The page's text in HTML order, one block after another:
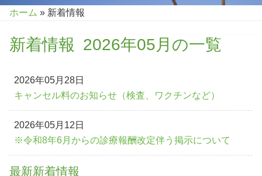
ホーム » 新着情報
新着情報 2026年05月の一覧
2026年05月28日
キャンセル料のお知らせ（検査、ワクチンなど）
2026年05月12日
※令和8年6月からの診療報酬改定伴う掲示について
最新新着情報